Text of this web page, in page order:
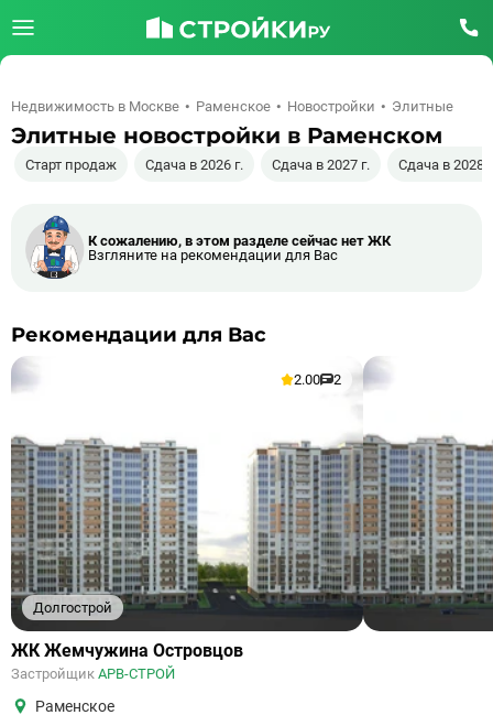
Недвижимость в Москве Раменское Новостройки Элитные
Элитные новостройки в Раменском
Старт продаж Сдача в 2026 г. Сдача в 2027 г. Сдача в 2028
К сожалению, в этом разделе сейчас нет ЖК
Взгляните на рекомендации для Вас
Рекомендации для Вас
Долгострой
2.00 2
ЖК Жемчужина Островцов
Застройщик АРВ-СТРОЙ
Раменское